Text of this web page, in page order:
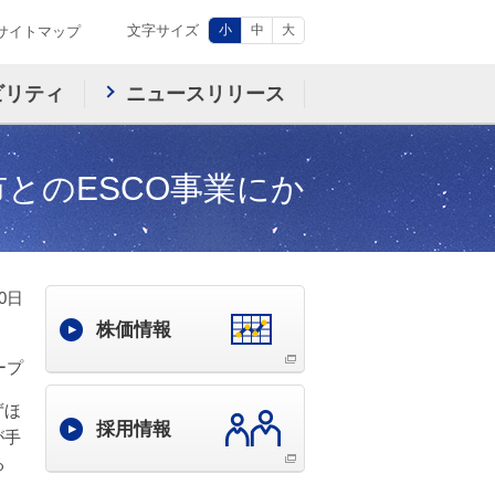
イトマップ 文字サイズ 小 中 大
ティ ニュースリリース
のESCO事業にか
日
プ
ほ
手
株価情報
採用情報